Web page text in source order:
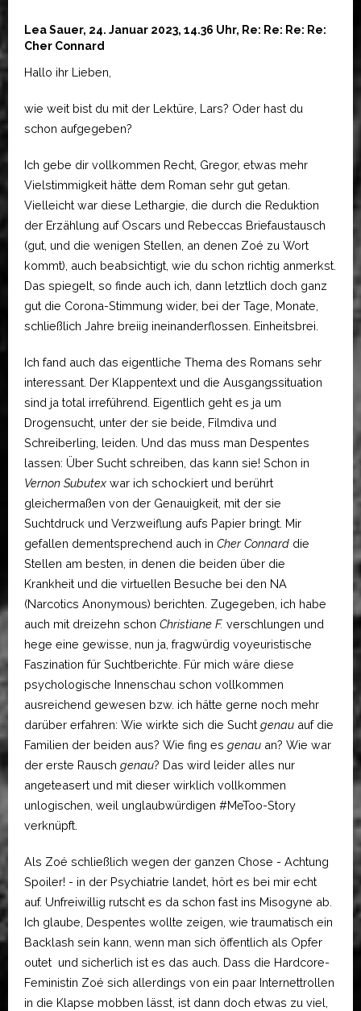
Lea Sauer, 24. Januar 2023, 14.36 Uhr, Re: Re: Re: Re:
Cher Connard
Hallo ihr Lieben,
wie weit bist du mit der Lektüre, Lars? Oder hast du
schon aufgegeben?
Ich gebe dir vollkommen Recht, Gregor, etwas mehr
Vielstimmigkeit hätte dem Roman sehr gut getan.
Vielleicht war diese Lethargie, die durch die Reduktion
der Erzählung auf Oscars und Rebeccas Briefaustausch
(gut, und die wenigen Stellen, an denen Zoé zu Wort
kommt), auch beabsichtigt, wie du schon richtig anmerkst.
Das spiegelt, so finde auch ich, dann letztlich doch ganz
gut die Corona-Stimmung wider, bei der Tage, Monate,
schließlich Jahre breiig ineinanderflossen. Einheitsbrei.
Ich fand auch das eigentliche Thema des Romans sehr
interessant. Der Klappentext und die Ausgangssituation
sind ja total irreführend. Eigentlich geht es ja um
Drogensucht, unter der sie beide, Filmdiva und
Schreiberling, leiden. Und das muss man Despentes
lassen: Über Sucht schreiben, das kann sie! Schon in
Vernon Subutex war ich schockiert und berührt
gleichermaßen von der Genauigkeit, mit der sie
Suchtdruck und Verzweiflung aufs Papier bringt. Mir
gefallen dementsprechend auch in Cher Connard die
Stellen am besten, in denen die beiden über die
Krankheit und die virtuellen Besuche bei den NA
(Narcotics Anonymous) berichten. Zugegeben, ich habe
auch mit dreizehn schon Christiane F. verschlungen und
hege eine gewisse, nun ja, fragwürdig voyeuristische
Faszination für Suchtberichte. Für mich wäre diese
psychologische Innenschau schon vollkommen
ausreichend gewesen bzw. ich hätte gerne noch mehr
darüber erfahren: Wie wirkte sich die Sucht genau auf die
Familien der beiden aus? Wie fing es genau an? Wie war
der erste Rausch genau? Das wird leider alles nur
angeteasert und mit dieser wirklich vollkommen
unlogischen, weil unglaubwürdigen #MeToo-Story
verknüpft.
Als Zoé schließlich wegen der ganzen Chose - Achtung
Spoiler! - in der Psychiatrie landet, hört es bei mir echt
auf. Unfreiwillig rutscht es da schon fast ins Misogyne ab.
Ich glaube, Despentes wollte zeigen, wie traumatisch ein
Backlash sein kann, wenn man sich öffentlich als Opfer
outet und sicherlich ist es das auch. Dass die Hardcore-
Feministin Zoé sich allerdings von ein paar Internettrollen
in die Klapse mobben lässt, ist dann doch etwas zu viel,